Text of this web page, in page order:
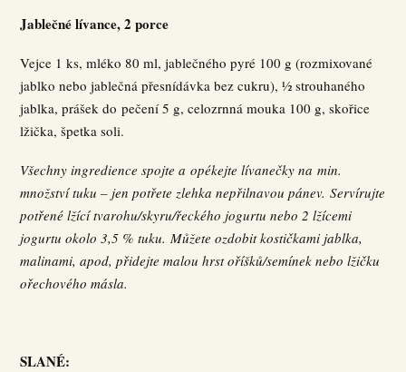
Jablečné lívance, 2 porce
Vejce 1 ks, mléko 80 ml, jablečného pyré 100 g (rozmixované
jablko nebo jablečná přesnídávka bez cukru), ½ strouhaného
jablka, prášek do pečení 5 g, celozrnná mouka 100 g, skořice
lžička, špetka soli.
Všechny ingredience spojte a opékejte lívanečky na min.
množství tuku – jen potřete zlehka nepřilnavou pánev.Servírujte
potřené lžící tvarohu/skyru/řeckého jogurtu nebo 2 lžícemi
jogurtu okolo 3,5 % tuku.Můžete ozdobit kostičkami jablka,
malinami, apod, přidejte malou hrst oříšků/semínek nebo lžičku
ořechového másla.
SLANÉ: